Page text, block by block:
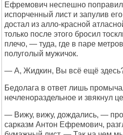
Ефремович неспешно поправил
испорченный лист и запулив
достал из алло-красной
только после этого бросил
плечо, — туда, где в паре
полуголый мужичок.
— А, Жидкин, Вы всё ещё
Бедолага в ответ лишь
нечленораздельное и звякнул
— Вижу, вижу, дождались, —
сарказм Антон Ефремович,